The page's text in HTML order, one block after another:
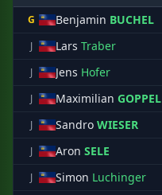
G Benjamin BUCHEL
J
Lars Traber
J Jens Hofer
J Maximilian GOPPEL
J Sandro WIESER
J Aron SELE
J Simon Luchinger